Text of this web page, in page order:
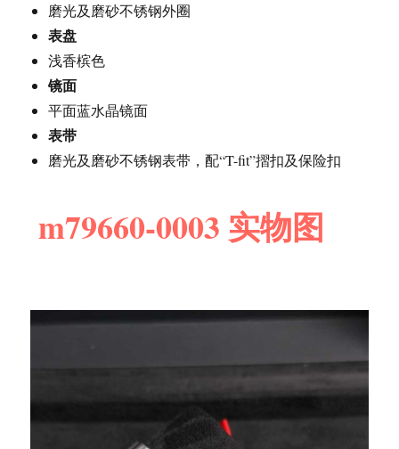
磨光及磨砂不锈钢外圈
表盘
浅香槟色
镜面
平面蓝水晶镜面
表带
磨光及磨砂不锈钢表带，配“T-fit”摺扣及保险扣
m79660-0003 实物图